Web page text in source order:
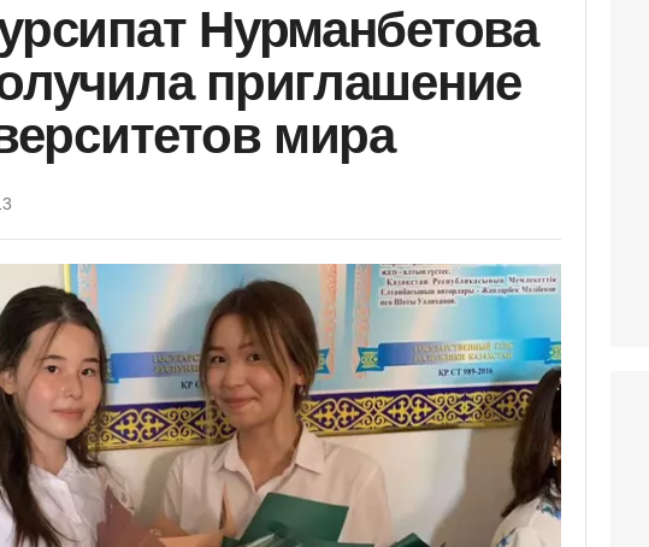
Нурманбетова
приглашение
мира